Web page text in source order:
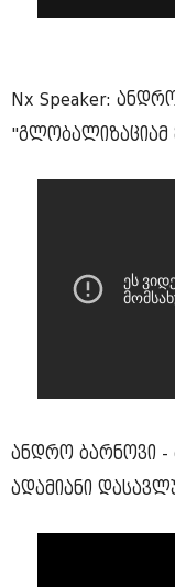
Nx Speaker:
ანდრო ბარნოვი -
ადამიანი